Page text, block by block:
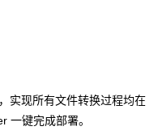
实现所有文件转换过程均在
一键完成部署。